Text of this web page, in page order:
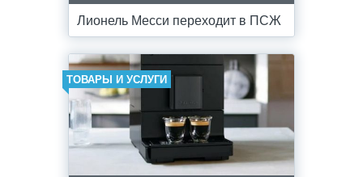
Лионель Месси переходит в ПСЖ
ТОВАРЫ И УСЛУГИ